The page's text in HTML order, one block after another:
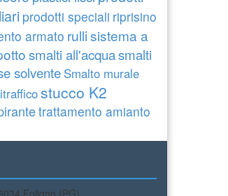
prodotti speciali riprisino
armato rullisistema a
smalti all'acquasmalti
solvente Smalto murale
stucco K2
trattamento amianto
Foligno (PG)